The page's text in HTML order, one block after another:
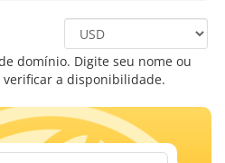
domínio. Digite seu nome ou
verificar a disponibilidade.